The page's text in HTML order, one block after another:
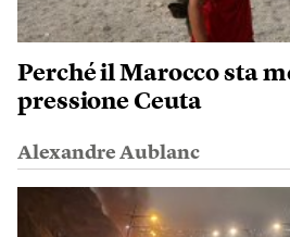
Perché il Marocco sta
pressione Ceuta
Alexandre Aublanc